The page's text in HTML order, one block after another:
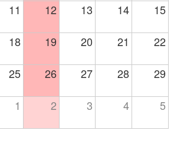
11 12 13 14 15
18 19 20 21 22
25 26 27 28 29
1 2 3 4 5